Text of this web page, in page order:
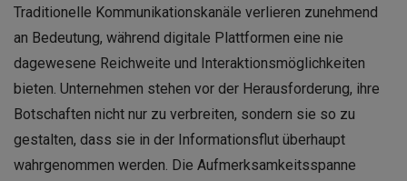
Traditionelle Kommunikationskanäle verlieren zunehmend
an Bedeutung, während digitale Plattformen eine nie
dagewesene Reichweite und Interaktionsmöglichkeiten
bieten. Unternehmen stehen vor der Herausforderung, ihre
Botschaften nicht nur zu verbreiten, sondern sie so zu
gestalten, dass sie in der Informationsflut überhaupt
wahrgenommen werden. Die Aufmerksamkeitsspanne